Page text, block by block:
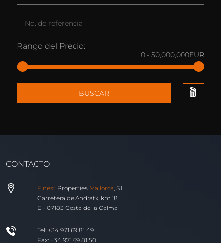
Rango del Precio:
0- 50,000,000EUR
BUSCAR
CONTACTO
FinestProperties Mallorca, S.L.
Carretera de Andratx, km 18
E - 07183 Costa de la Calma
Tel: +34 971 69 81 49
Fax: +34 971 69 81 50